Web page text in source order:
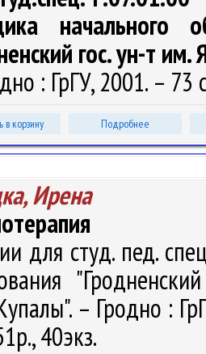
начального
гос. ун-т
: ГрГУ, 2001. – 73
в корзину Подробнее
Ирена
для студ. пед.
– Гродно :
40экз.